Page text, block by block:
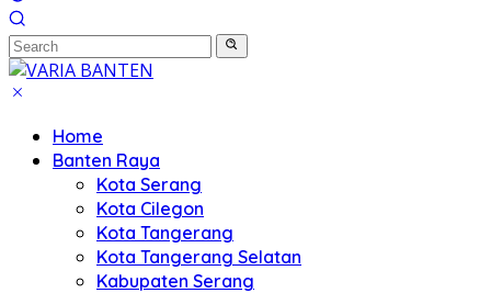
Home
Banten Raya
Kota Serang
Kota Cilegon
Kota Tangerang
Kota Tangerang Selatan
Kabupaten Serang